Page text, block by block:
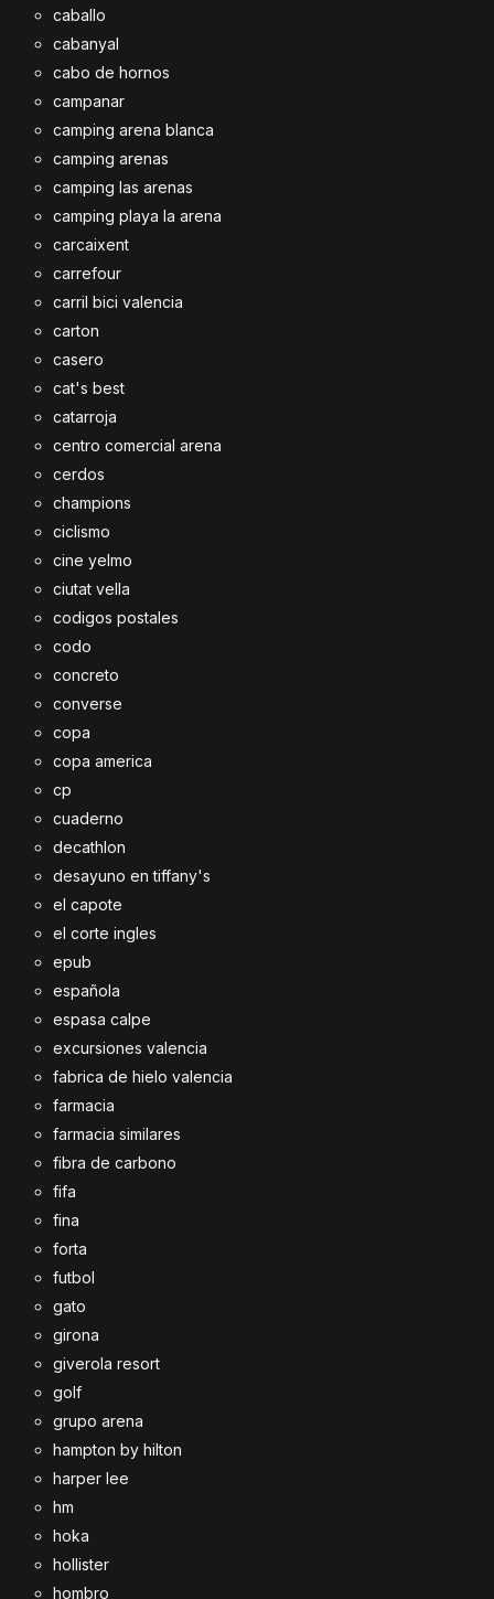
caballo
cabanyal
cabo de hornos
campanar
camping arena blanca
camping arenas
camping las arenas
camping playa la arena
carcaixent
carrefour
carril bici valencia
carton
casero
cat's best
catarroja
centro comercial arena
cerdos
champions
ciclismo
cine yelmo
ciutat vella
codigos postales
codo
concreto
converse
copa
copa america
cp
cuaderno
decathlon
desayuno en tiffany's
el capote
el corte ingles
epub
española
espasa calpe
excursiones valencia
fabrica de hielo valencia
farmacia
farmacia similares
fibra de carbono
fifa
fina
forta
futbol
gato
girona
giverola resort
golf
grupo arena
hampton by hilton
harper lee
hm
hoka
hollister
hombro